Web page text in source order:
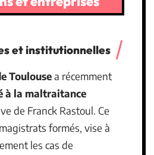
et institutionnelles
Toulousea récemment
à la maltraitance
de Franck Rastoul. Ce
formés, vise à
les cas de